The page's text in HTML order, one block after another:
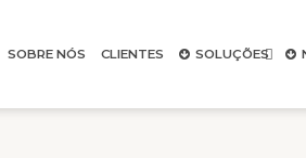
SOBRE NÓS CLIENTES SOLUÇÕES